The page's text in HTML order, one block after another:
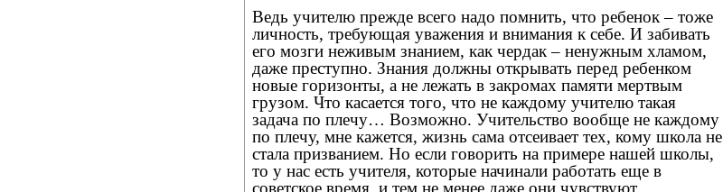
Ведь учителю прежде всего надо помнить, что ребенок – тоже
личность, требующая уважения и внимания к себе. И забивать
его мозги неживым знанием, как чердак – ненужным хламом,
даже преступно. Знания должны открывать перед ребенком
новые горизонты, а не лежать в закромах памяти мертвым
грузом. Что касается того, что не каждому учителю такая
задача по плечу… Возможно. Учительство вообще не каждому
по плечу, мне кажется, жизнь сама отсеивает тех, кому школа не
стала призванием. Но если говорить на примере нашей школы,
то у нас есть учителя, которые начинали работать еще в
советское время, и тем не менее даже они чувствуют